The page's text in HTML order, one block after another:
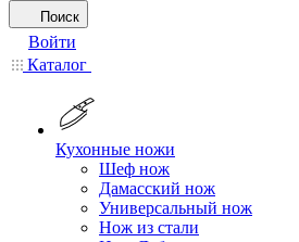
Поиск
Войти
Каталог
Кухонные ножи
Шеф нож
Дамасский нож
Универсальный нож
Нож из стали